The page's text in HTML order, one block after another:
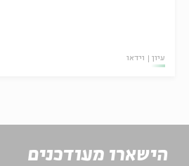
עיון וידאו
הישארו מעודכנים